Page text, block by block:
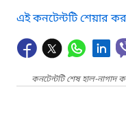
এই কনটেন্টটি শেয়ার
কনটেন্টটি শেষ হাল-